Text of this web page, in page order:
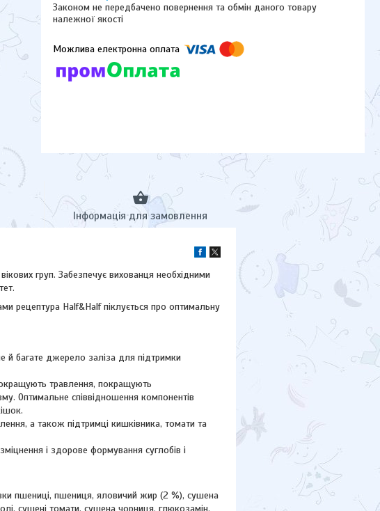
Законом не передбачено повернення та обмін даного товару
належної якості
Інформація для замовлення
груп. Забезпечує вихованця необхідними
рецептура Half&Half піклується про оптимальну
й багате джерело заліза для підтримки
травлення, покращують
Оптимальне співвідношення компонентів
а також підтримці кишківника, томати та
і здорове формування суглобів і
пшениці, пшениця, яловичий жир (2 %), сушена